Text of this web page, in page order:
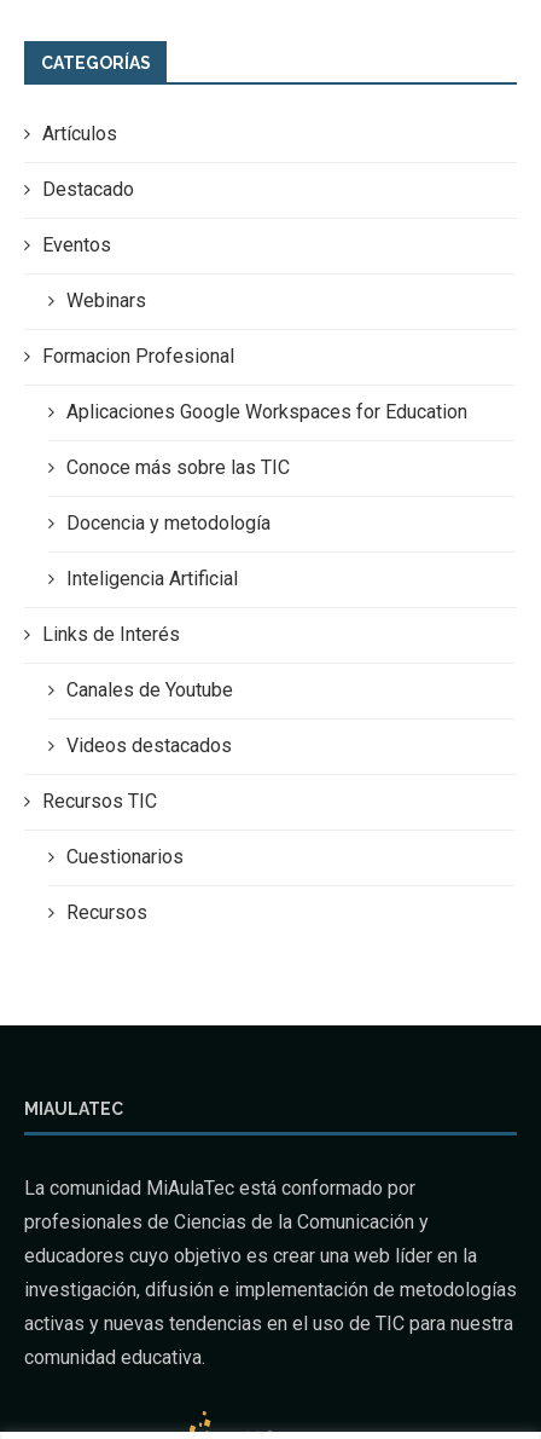
CATEGORÍAS
Artículos
Destacado
Eventos
Webinars
Formacion Profesional
Aplicaciones Google Workspaces for Education
Conoce más sobre las TIC
Docencia y metodología
Inteligencia Artificial
Links de Interés
Canales de Youtube
Videos destacados
Recursos TIC
Cuestionarios
Recursos
MIAULATEC
La comunidad MiAulaTec está conformado por
profesionales de Ciencias de la Comunicación y
educadores cuyo objetivo es crear una web líder en la
investigación, difusión e implementación de metodologías
activas y nuevas tendencias en el uso de TIC para nuestra
comunidad educativa.